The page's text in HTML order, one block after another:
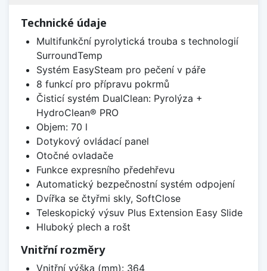
Technické údaje
Multifunkční pyrolytická trouba s technologií
SurroundTemp
Systém EasySteam pro pečení v páře
8 funkcí pro přípravu pokrmů
Čisticí systém DualClean: Pyrolýza +
HydroClean® PRO
Objem: 70 l
Dotykový ovládací panel
Otočné ovladače
Funkce expresního předehřevu
Automatický bezpečnostní systém odpojení
Dvířka se čtyřmi skly, SoftClose
Teleskopický výsuv Plus Extension Easy Slide
Hluboký plech a rošt
Vnitřní rozměry
Vnitřní výška (mm): 364